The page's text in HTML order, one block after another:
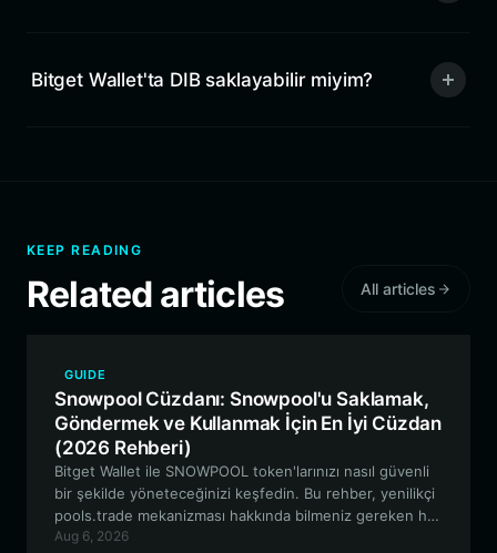
Bitget Wallet'ta DIB saklayabilir miyim?
KEEP READING
Related articles All articles
GUIDE
Snowpool Cüzdanı: Snowpool'u Saklamak,
Göndermek ve Kullanmak İçin En İyi Cüzdan
(2026 Rehberi)
Bitget Wallet ile SNOWPOOL token'larınızı nasıl güvenli
bir şekilde yöneteceğinizi keşfedin. Bu rehber, yenilikçi
pools.trade mekanizması hakkında bilmeniz gereken her
şeyi ve DeFi deneyiminizi nasıl optimize edeceğinizi
Aug 6, 2026